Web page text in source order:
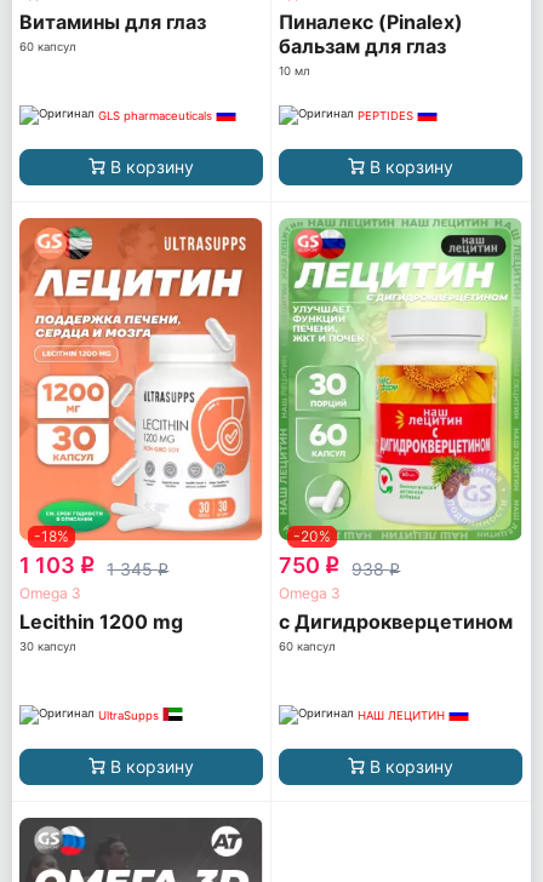
Витамины для глаз
60 капсул
GLS pharmaceuticals
В корзину
Пиналекс (Pinalex)
бальзам для глаз
10 мл
PEPTIDES
В корзину
-18%
1 103 q 1 345q
Omega 3
Lecithin 1200 mg
30 капсул
UltraSupps
В корзину
-20%
750 q 938q
Omega 3
с Дигидрокверцетином
60 капсул
НАШ ЛЕЦИТИН
В корзину